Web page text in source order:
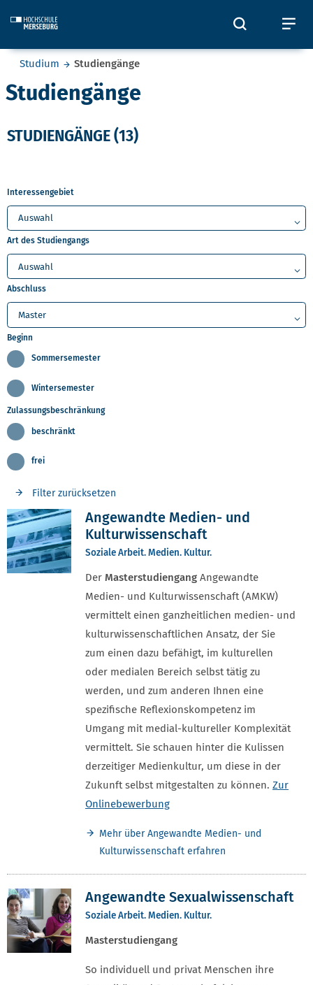
Öffnet
Sie befinden sich hier:
Studium Studiengänge
Studiengänge
STUDIENGÄNGE(13)
Interessengebiet
Art des Studiengangs
Abschluss
Beginn
Sommersemester
Wintersemester
Zulassungsbeschränkung
beschränkt
frei
Filter zurücksetzen
Angewandte Medien- und
Kulturwissenschaft
Soziale Arbeit. Medien. Kultur.
Der Masterstudiengang Angewandte
Medien- und Kulturwissenschaft (AMKW)
vermittelt einen ganzheitlichen medien- und
kulturwissenschaftlichen Ansatz, der Sie
zum einen dazu befähigt, im kulturellen
oder medialen Bereich selbst tätig zu
werden, und zum anderen Ihnen eine
spezifische Reflexionskompetenz im
Umgang mit medial-kultureller Komplexität
vermittelt. Sie schauen hinter die Kulissen
derzeitiger Medienkultur, um diese in der
Zukunft selbst mitgestalten zu können. Zur
Onlinebewerbung
Mehr über Angewandte Medien- und
Kulturwissenschaft erfahren
Angewandte Sexualwissenschaft
Soziale Arbeit. Medien. Kultur.
Masterstudiengang
So individuell und privat Menschen ihre